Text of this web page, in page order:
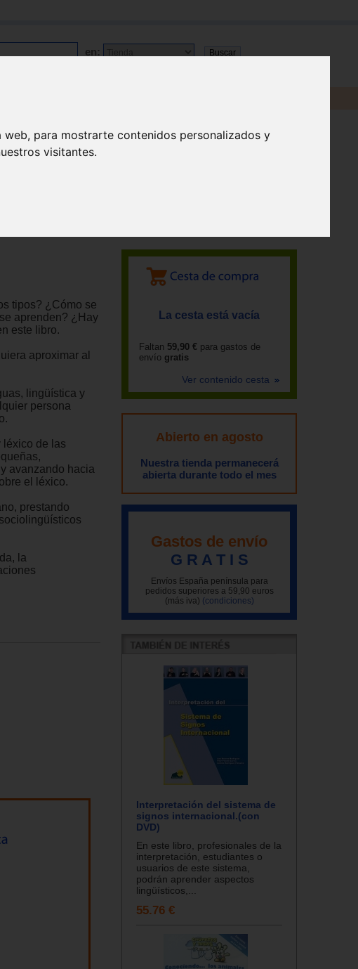
para mostrarte contenidos personalizados y
visitantes.
en:
tipos? ¿Cómo se
aprenden? ¿Hay
este libro.
aproximar al
lingüística y
persona
léxico de las
avanzando hacia
el léxico.
prestando
la
La cesta está vacía
Faltan 59,90 € para gastos de
envío gratis
Ver contenido cesta
Abierto en agosto
Nuestra tienda permanecerá
abierta durante todo el mes
Gastos de envío
G R A T I S
Envíos España península para
pedidos superiores a 59,90 euros
(más iva) (condiciones)
Interpretación del sistema de
signos internacional.(con
DVD)
En este libro, profesionales de la
interpretación, estudiantes o
usuarios de este sistema,
podrán aprender aspectos
lingüísticos,...
55.76 €